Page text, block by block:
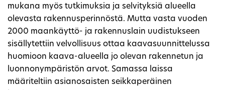
mukana myös tutkimuksia ja selvityksiä alueella
olevasta rakennusperinnöstä. Mutta vasta vuoden
2000 maankäyttö- ja rakennuslain uudistukseen
sisällytettiin velvollisuus ottaa kaavasuunnittelussa
huomioon kaava-alueella jo olevan rakennetun ja
luonnonympäristön arvot. Samassa laissa
määriteltiin asianosaisten seikkaperäinen